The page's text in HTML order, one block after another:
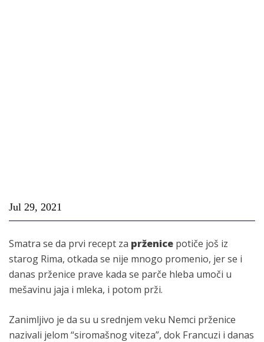
Jul 29, 2021
Smatra se da prvi recept za prženice potiče još iz
starog Rima, otkada se nije mnogo promenio, jer se i
danas prženice prave kada se parče hleba umoči u
mešavinu jaja i mleka, i potom prži.
Zanimljivo je da su u srednjem veku Nemci prženice
nazivali jelom “siromašnog viteza”, dok Francuzi i danas